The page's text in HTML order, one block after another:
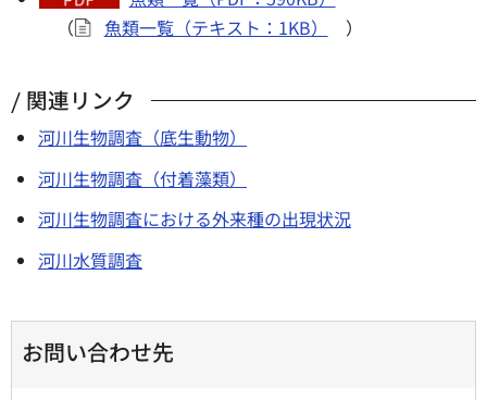
（
魚類一覧（テキスト：1KB） ）
関連リンク
河川生物調査（底生動物）
河川生物調査（付着藻類）
河川生物調査における外来種の出現状況
河川水質調査
お問い合わせ先